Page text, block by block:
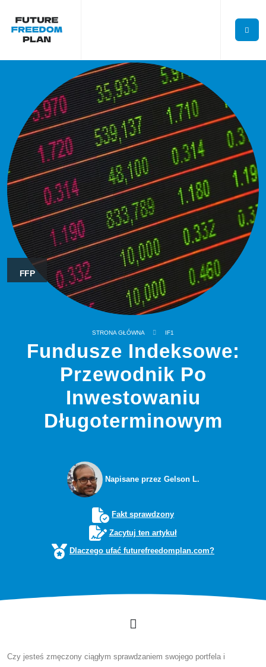
FFP
STRONA GŁÓWNA IF1
Fundusze Indeksowe:
Przewodnik Po
Inwestowaniu
Długoterminowym
Napisane przez Gelson L.
Fakt sprawdzony
Zacytuj ten artykuł
Dlaczego ufać futurefreedomplan.com?
Czy jesteś zmęczony ciągłym sprawdzaniem swojego portfela i